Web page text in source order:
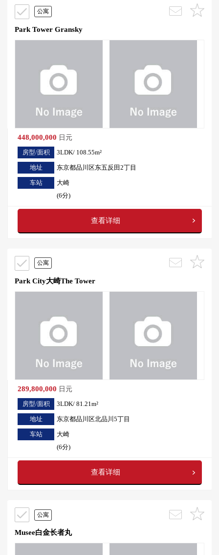
公寓
Park Tower Gransky
448,000,000 日元
房型/面积
3LDK/ 108.55m²
地址 东京都品川区东五反田2丁目
车站
大崎
(6分)
查看详细
公寓
Park City大崎The Tower
289,800,000 日元
房型/面积
3LDK/ 81.21m²
地址 东京都品川区北品川5丁目
车站
大崎
(6分)
查看详细
公寓
Musee白金长者丸